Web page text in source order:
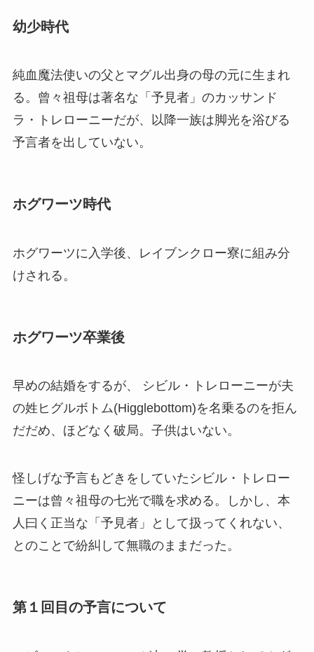
幼少時代
純血魔法使いの父とマグル出身の母の元に生まれ
る。曾々祖母は著名な「予見者」のカッサンド
ラ・トレローニーだが、以降一族は脚光を浴びる
予言者を出していない。
ホグワーツ時代
ホグワーツに入学後、レイブンクロー寮に組み分
けされる。
ホグワーツ卒業後
早めの結婚をするが、 シビル・トレローニーが夫
の姓ヒグルボトム(Higglebottom)を名乗るのを拒ん
だだめ、ほどなく破局。子供はいない。
怪しげな予言もどきをしていたシビル・トレロー
ニーは曾々祖母の七光で職を求める。しかし、本
人曰く正当な「予見者」として扱ってくれない、
とのことで紛糾して無職のままだった。
第１回目の予言について